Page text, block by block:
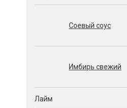
Соевый соус
Имбирь свежий
Лайм